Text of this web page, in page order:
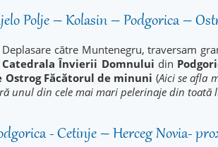
Polje – Kolasin – Podgorica –
către Muntenegru, traversam
Catedrala Învierii Domnului din
Ostrog Făcătorul de minuni (Aici se afla
unul din cele mai mari pelerinaje din toată
- Cetinje – Herceg Novia-